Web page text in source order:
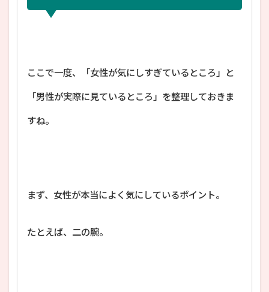
ここで一度、「女性が気にしすぎているところ」と
「男性が実際に見ているところ」を整理しておきま
すね。
まず、女性が本当によく気にしているポイント。
たとえば、二の腕。